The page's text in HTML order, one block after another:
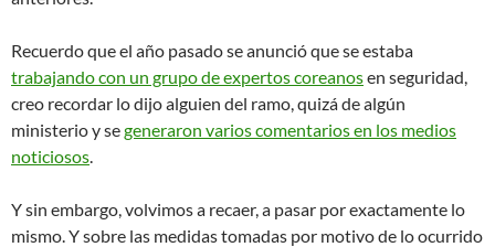
Recuerdo que el año pasado se anunció que se estaba
trabajando con un grupo de expertos coreanosen seguridad,
creo recordar lo dijo alguien del ramo, quizá de algún
ministerio y segeneraron varios comentarios en los medios
noticiosos
Y sin embargo, volvimos a recaer, a pasar por exactamente lo
mismo. Y sobre las medidas tomadas por motivo de lo ocurrido